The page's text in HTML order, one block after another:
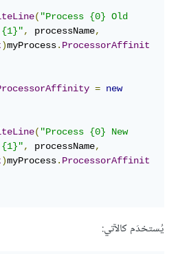
( "Process {0} Old
, processName,
)myProcess. ProcessorAffinit
= new
( "Process {0} New
, processName,
)myProcess. ProcessorAffinit
يُستخدَم كالآتي: